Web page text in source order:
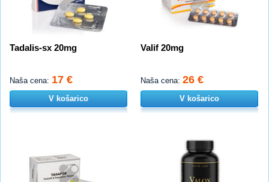
Tadalis-sx 20mg
Naša cena: 17 €
V košarico
Valif 20mg
Naša cena: 26 €
V košarico